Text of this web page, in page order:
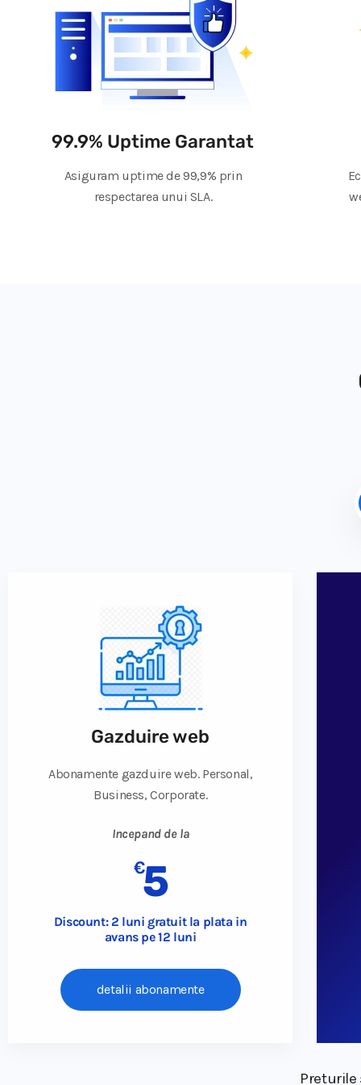
99.9% Uptime Garantat
Asiguram uptime de 99,9% prin
respectarea unui SLA.
Gazduire web
Abonamente gazduire web. Personal,
Business, Corporate.
Incepand de la
€5
Discount: 2 luni gratuit la plata in
avans pe 12 luni
detalii abonamente
Preturile